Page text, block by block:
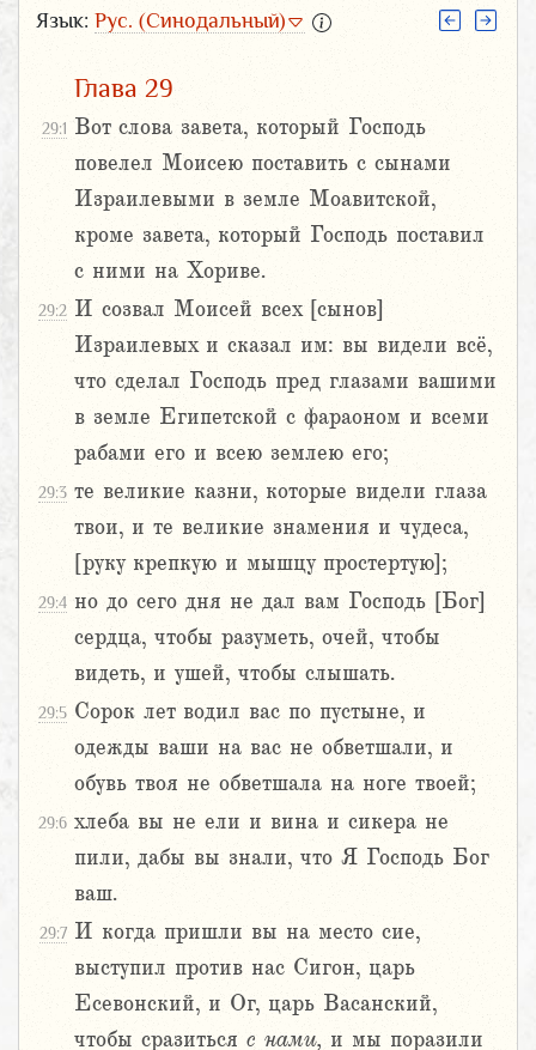
Язык: Рус. (Синодальный)
Глава 29
29:1 Вот слова завета, который Господь
повелел Моисею поставить с сынами
Израилевыми в земле Моавитской,
кроме завета, который Господь поставил
с ними на Хориве.
29:2 И созвал Моисей всех [сынов]
Израилевых и сказал им: вы видели всё,
что сделал Господь пред глазами вашими
в земле Египетской с фараоном и всеми
рабами его и всею землею его;
29:3 те великие казни, которые видели глаза
твои, и те великие знамения и чудеса,
[руку крепкую и мышцу простертую];
29:4 но до сего дня не дал вам Господь [Бог]
сердца, чтобы разуметь, очей, чтобы
видеть, и ушей, чтобы слышать.
29:5 Сорок лет водил вас по пустыне, и
одежды ваши на вас не обветшали, и
обувь твоя не обветшала на ноге твоей;
29:6 хлеба вы не ели и вина и сикера не
пили, дабы вы знали, что Я Господь Бог
ваш.
29:7 И когда пришли вы на место сие,
выступил против нас Сигон, царь
Есевонский, и Ог, царь Васанский,
чтобы сразиться с нами, и мы поразили